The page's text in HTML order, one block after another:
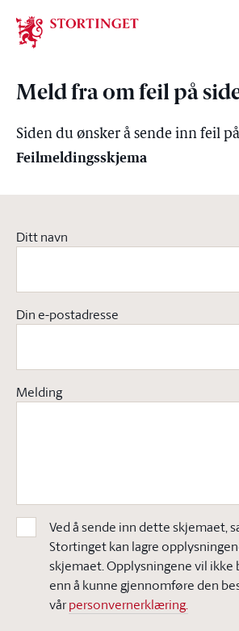
Stortinget.no
Meld fra om feil på
Siden du ønsker å sende inn feil
Feilmeldingsskjema
Ditt navn
Din e-postadresse
Melding
Ved å sende inn dette skjemaet,
Stortinget kan lagre
skjemaet. Opplysningene vil
enn å kunne gjennomføre den
vårpersonvernerklæring.